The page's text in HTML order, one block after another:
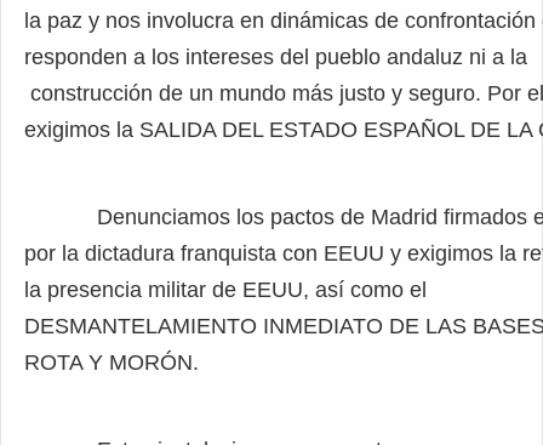
la paz y nos involucra en dinámicas de confrontación
responden a los intereses del pueblo andaluz ni a la
construcción de un mundo más justo y seguro. Por
exigimos la SALIDA DEL ESTADO ESPAÑOL DE LA
Denunciamos los pactos de Madrid firmados
por la dictadura franquista con EEUU y exigimos la
la presencia militar de EEUU, así como el
DESMANTELAMIENTO INMEDIATO DE LAS
ROTA Y MORÓN.